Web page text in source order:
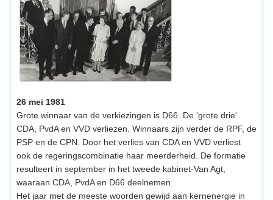
26 mei 1981
Grote winnaar van de verkiezingen is D66. De 'grote drie'
CDA, PvdA en VVD verliezen. Winnaars zijn verder de RPF, de
PSP en de CPN. Door het verlies van CDA en VVD verliest
ook de regeringscombinatie haar meerderheid. De formatie
resulteert in september in het tweede kabinet-Van Agt,
waaraan CDA, PvdA en D66 deelnemen.
Het jaar met de meeste woorden gewijd aan kernenergie in